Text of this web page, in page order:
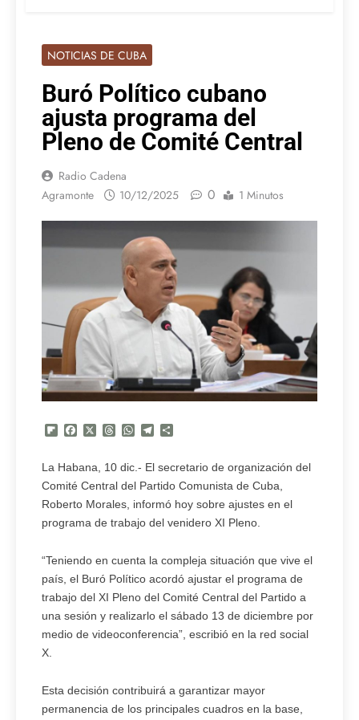
NOTICIAS DE CUBA
Buró Político cubano
ajusta programa del
Pleno de Comité Central
Radio Cadena
Agramonte
10/12/2025 0 1 Minutos
Flipboard
Facebook
X Threads
WhatsApp
Telegram
La Habana, 10 dic.- El secretario de organización del
Comité Central del Partido Comunista de Cuba,
Roberto Morales, informó hoy sobre ajustes en el
programa de trabajo del venidero XI Pleno.
“Teniendo en cuenta la compleja situación que vive el
país, el Buró Político acordó ajustar el programa de
trabajo del XI Pleno del Comité Central del Partido a
una sesión y realizarlo el sábado 13 de diciembre por
medio de videoconferencia”, escribió en la red social
X.
Esta decisión contribuirá a garantizar mayor
permanencia de los principales cuadros en la base,